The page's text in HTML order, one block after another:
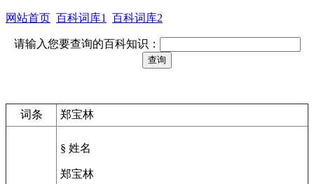
网站首页 百科词库1 百科词库2
请输入您要查询的百科知识：
词条 郑宝林
§ 姓名
郑宝林